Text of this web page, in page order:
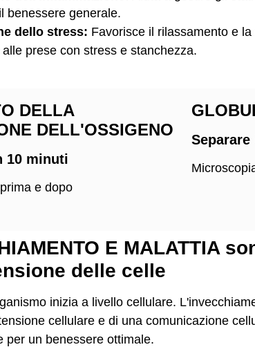
benessere generale.
dello stress: Favorisce il rilassamento e
prese con stress e stanchezza.
DELLA
DELL'OSSIGENO
10 minuti
e dopo
E MALATTIA
delle celle
inizia a livello cellulare.
cellulare e di una comunicazione
per un benessere ottimale.